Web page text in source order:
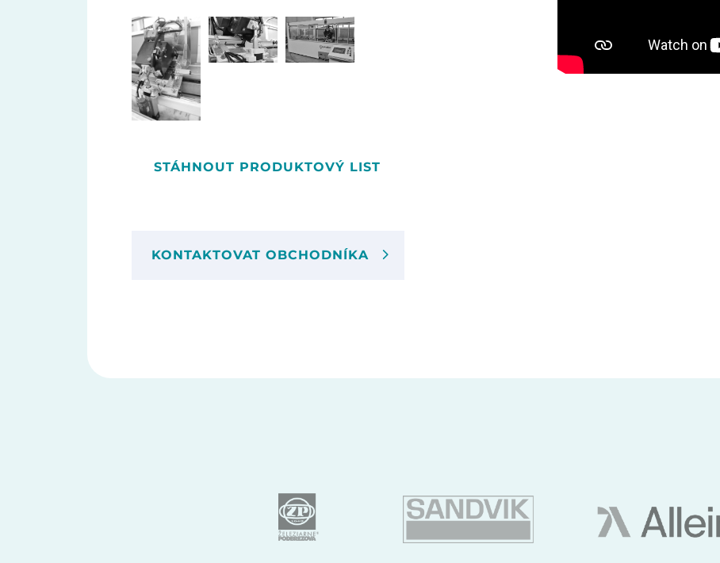
STÁHNOUT PRODUKTOVÝ LIST
KONTAKTOVAT OBCHODNÍKA